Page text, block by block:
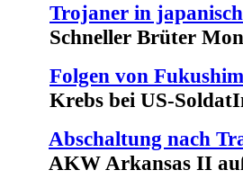
Trojaner in
Schneller Brüter
Folgen von
Krebs bei US-
Abschaltung nach
AKW Arkansas II